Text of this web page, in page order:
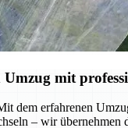
mit
erfahrenen
– wir